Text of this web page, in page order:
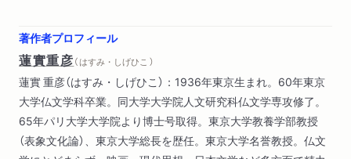
著作者プロフィール
蓮實重彦（ はすみ・しげひこ ）
蓮實 重彦（はすみ・しげひこ）：1936年東京生まれ。60年東京
大学仏文学科卒業。同大学大学院人文研究科仏文学専攻修了。
65年パリ大学大学院より博士号取得。東京大学教養学部教授
（表象文化論）、東京大学総長を歴任。東京大学名誉教授。仏文